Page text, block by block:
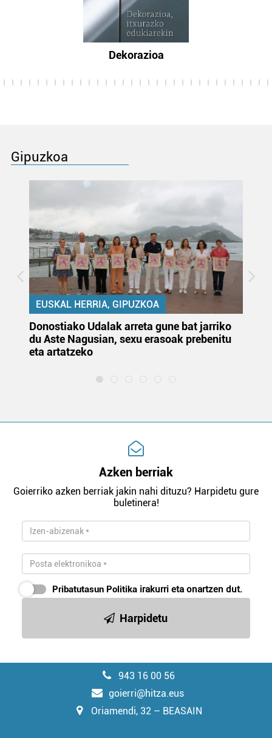
Dekorazioa
Gipuzkoa
EUSKAL HERRIA, GIPUZKOA
Donostiako Udalak arreta gune bat jarriko
du Aste Nagusian, sexu erasoak prebenitu
eta artatzeko
Azken berriak
Goierriko azken berriak jakin nahi dituzu? Harpidetu gure
buletinera!
Pribatutasun Politika irakurri eta onartzen dut.
Harpidetu
943 16 00 56
goierri@hitza.eus
Oriamendi, 32 – BEASAIN